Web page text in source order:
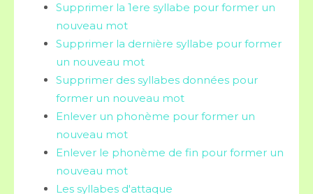
Supprimer la 1ere syllabe pour former un
nouveau mot
Supprimer la dernière syllabe pour former
un nouveau mot
Supprimer des syllabes données pour
former un nouveau mot
Enlever un phonème pour former un
nouveau mot
Enlever le phonème de fin pour former un
nouveau mot
Les syllabes d'attaque